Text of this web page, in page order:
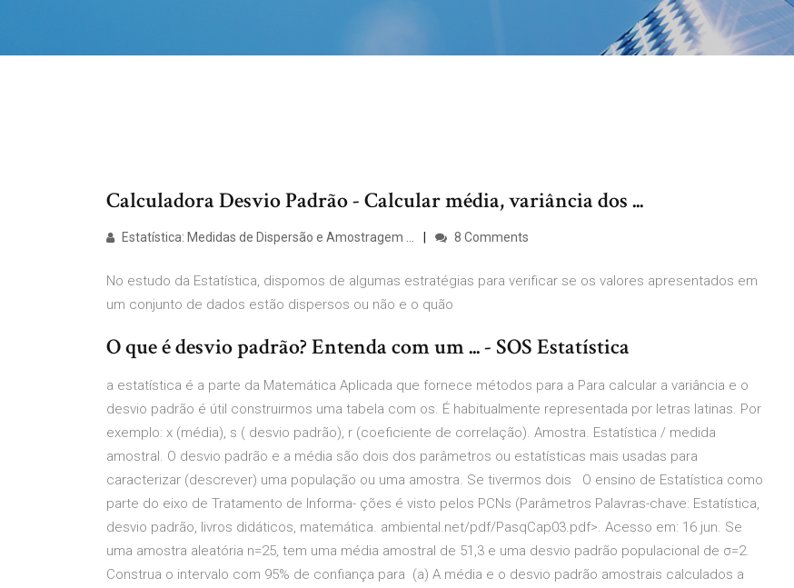
Calculadora Desvio Padrão - Calcular média, variância dos ...
Estatística: Medidas de Dispersão e Amostragem ... 8 Comments
No estudo da Estatística, dispomos de algumas estratégias para verificar se os valores apresentados em
um conjunto de dados estão dispersos ou não e o quão
O que é desvio padrão? Entenda com um ... - SOS Estatística
a estatística é a parte da Matemática Aplicada que fornece métodos para a Para calcular a variância e o
desvio padrão é útil construirmos uma tabela com os. É habitualmente representada por letras latinas. Por
exemplo: x (média), s ( desvio padrão), r (coeficiente de correlação). Amostra. Estatística / medida
amostral. O desvio padrão e a média são dois dos parâmetros ou estatísticas mais usadas para
caracterizar (descrever) uma população ou uma amostra. Se tivermos dois O ensino de Estatística como
parte do eixo de Tratamento de Informa- ções é visto pelos PCNs (Parâmetros Palavras-chave: Estatística,
desvio padrão, livros didáticos, matemática. ambiental.net/pdf/PasqCap03.pdf>. Acesso em: 16 jun. Se
uma amostra aleatória n=25, tem uma média amostral de 51,3 e uma desvio padrão populacional de σ=2.
Construa o intervalo com 95% de confiança para (a) A média e o desvio padrão amostrais calculados a